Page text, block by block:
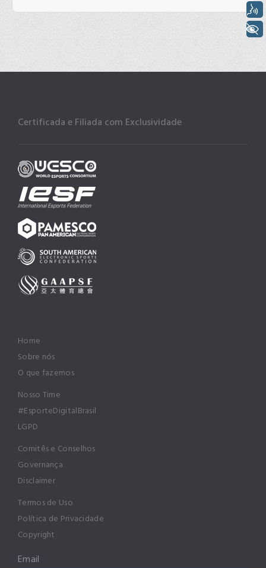
Certificada e Filiada com Exclusividade
Home
Sobre nós
O que fazemos
Nosso Time
#EsporteDigitalBrasil
LGPD
Comitês e Conselhos
Governança
Disclaimer
Termos de Uso
Política de Privacidade
Copyright
Voz
+ Acessibilidade